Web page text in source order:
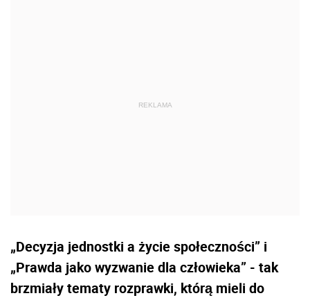
„Decyzja jednostki a życie społeczności” i
„Prawda jako wyzwanie dla człowieka” - tak
brzmiały tematy rozprawki, którą mieli do